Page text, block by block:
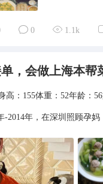
0 1.1k
，会做上海本
高：155体重：52年龄：
-2014年，在深圳照顾孕